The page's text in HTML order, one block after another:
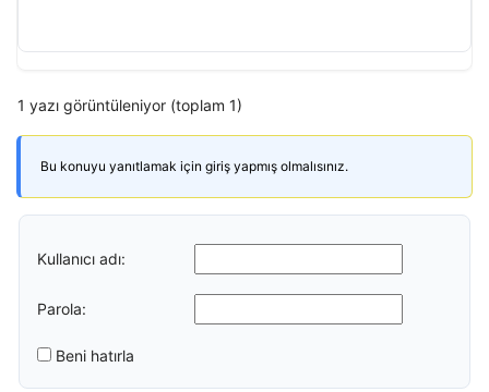
1 yazı görüntüleniyor (toplam 1)
Bu konuyu yanıtlamak için giriş yapmış olmalısınız.
Kullanıcı adı:
Parola:
Beni hatırla